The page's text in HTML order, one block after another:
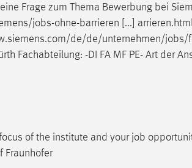
Frage zum Thema Bewerbung bei
jobs-ohne-barrieren [...]
de/de/unternehmen/jobs/
Fachabteilung: -DI FA MF PE- Art der
of the institute and your job
Fraunhofer